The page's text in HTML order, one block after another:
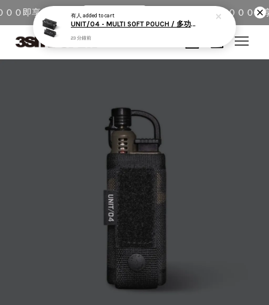
０即享超商免運 馬上去下單！ 全館單筆消費滿＄５０００即
您的購物車目前還是空的。
有人 added to cart
UNIT/04 - MULTI SOFT POUCH / 多功能收納包
23 分鐘前